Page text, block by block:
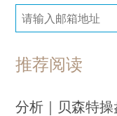
推荐阅读
分析｜贝森特